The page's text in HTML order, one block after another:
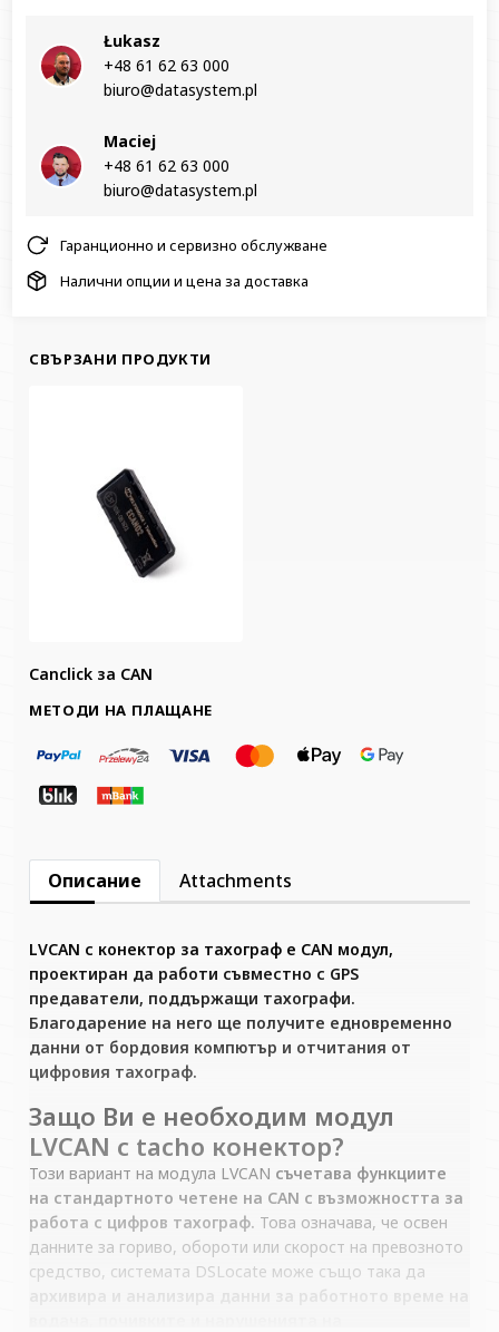
Łukasz
+48 61 62 63 000‬
biuro@datasystem.pl
Maciej
+48 61 62 63 000‬
biuro@datasystem.pl
Гаранционно и сервизно обслужване
Налични опции и цена за доставка
СВЪРЗАНИ ПРОДУКТИ
Canclick за CAN
МЕТОДИ НА ПЛАЩАНЕ
Описание Attachments
LVCAN с конектор за тахограф е CAN модул,
проектиран да работи съвместно с GPS
предаватели, поддържащи тахографи.
Благодарение на него ще получите едновременно
данни от бордовия компютър и отчитания от
цифровия тахограф.
Защо Ви е необходим модул
LVCAN с tacho конектор?
Този вариант на модула LVCAN съчетава функциите
на стандартното четене на CAN с възможността за
работа с цифров тахограф. Това означава, че освен
данните за гориво, обороти или скорост на превозното
средство, системата DSLocate може също така да
архивира и анализира данни за работното време на